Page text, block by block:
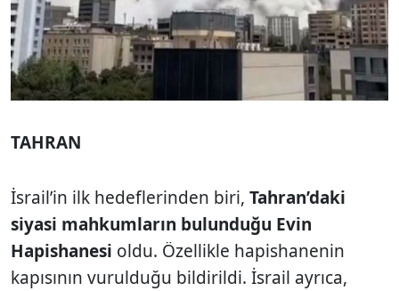
TAHRAN
İsrail’in ilk hedeflerinden biri, Tahran’daki
siyasi mahkumların bulunduğu Evin
Hapishanesi oldu. Özellikle hapishanenin
kapısının vurulduğu bildirildi. İsrail ayrıca,